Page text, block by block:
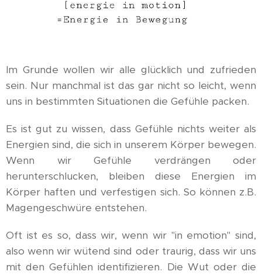
Im Grunde wollen wir alle glücklich und zufrieden
sein. Nur manchmal ist das gar nicht so leicht, wenn
uns in bestimmten Situationen die Gefühle packen.
Es ist gut zu wissen, dass Gefühle nichts weiter als
Energien sind, die sich in unserem Körper bewegen.
Wenn wir Gefühle verdrängen oder
herunterschlucken, bleiben diese Energien im
Körper haften und verfestigen sich. So können z.B.
Magengeschwüre entstehen.
Oft ist es so, dass wir, wenn wir "in emotion" sind,
also wenn wir wütend sind oder traurig, dass wir uns
mit den Gefühlen identifizieren. Die Wut oder die